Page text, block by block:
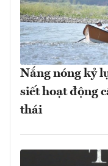
Nắng nóng kỷ
siết hoạt động
thái